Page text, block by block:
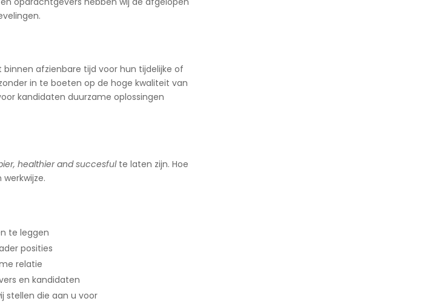
.
afzienbare tijd voor hun tijdelijke of
in te boeten op de hoge kwaliteit van
kandidaten duurzame oplossingen
healthier and succesfulte laten zijn. Hoe
te leggen
posities
relatie
en kandidaten
stellen die aan u voor